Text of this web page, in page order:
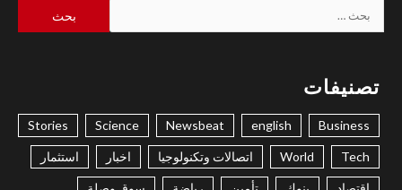
البحث
عن:
تصنيفات
Business
english
Newsbeat
Science
Stories
Tech
World اتصالات وتكنولوجيا اخبار استثمار